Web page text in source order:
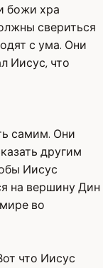
божи хра
свериться
с ума. Они
Иисус, что
самим. Они
другим
Иисус
на вершину Дин
во
что Иисус